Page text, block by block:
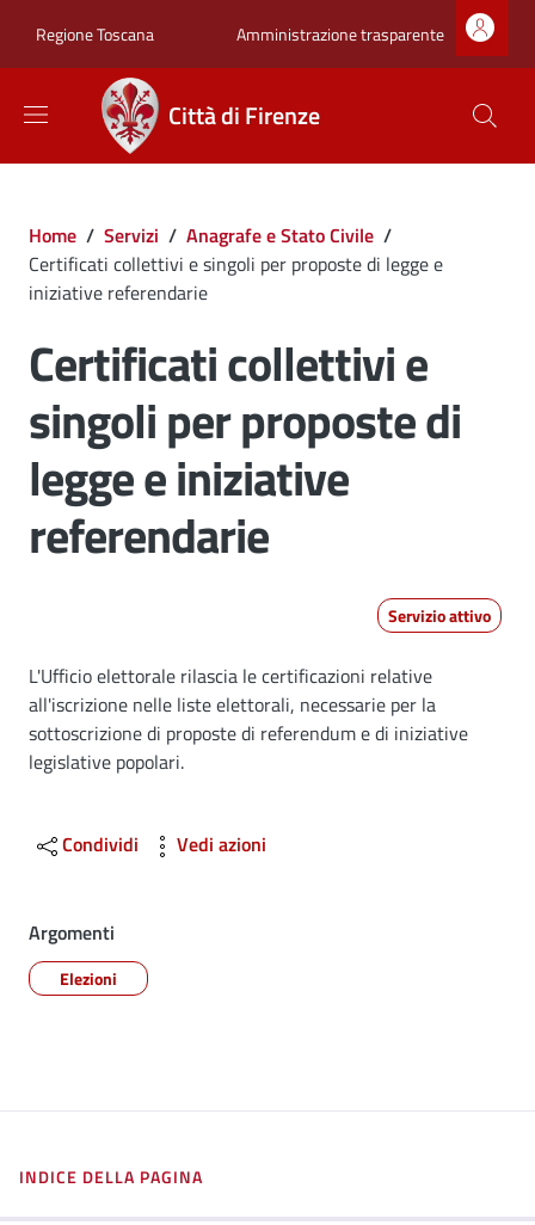
Regione Toscana Zona superiore
Amministrazione trasparente
Città di Firenze
Briciole di pane
Home / Servizi / Anagrafe e Stato Civile /
Certificati collettivi e singoli per proposte di legge e
iniziative referendarie
Certificati collettivi e
singoli per proposte di
legge e iniziative
referendarie
Servizio attivo
Dettagli
L'Ufficio elettorale rilascia le certificazioni relative
all'iscrizione nelle liste elettorali, necessarie per la
sottoscrizione di proposte di referendum e di iniziative
legislative popolari.
Condividi Vedi azioni
Argomenti
Elezioni
INDICE DELLA PAGINA